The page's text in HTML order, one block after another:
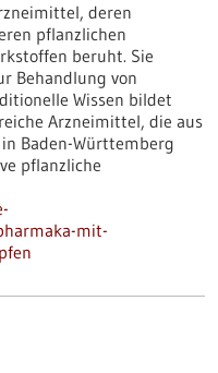
deren
pflanzlichen
beruht. Sie
Behandlung von
Wissen bildet
Arzneimittel, die aus
Baden-Württemberg
pflanzliche
mit-